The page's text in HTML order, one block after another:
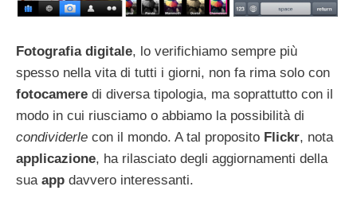
Fotografia digitale, lo verifichiamo sempre più
spesso nella vita di tutti i giorni, non fa rima solo con
fotocamere di diversa tipologia, ma soprattutto con il
modo in cui riusciamo o abbiamo la possibilità di
condividerle con il mondo. A tal proposito Flickr, nota
applicazione, ha rilasciato degli aggiornamenti della
sua app davvero interessanti.